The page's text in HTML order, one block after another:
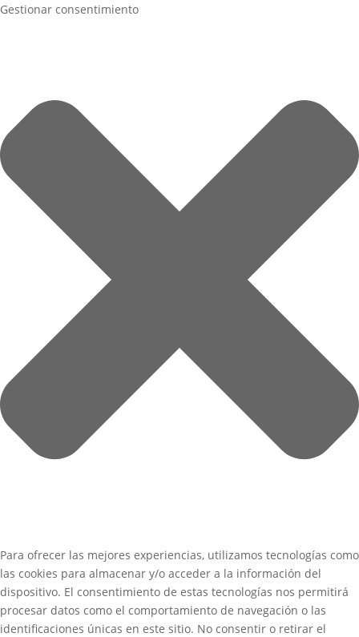
Gestionar consentimiento
Para ofrecer las mejores experiencias, utilizamos tecnologías como
las cookies para almacenar y/o acceder a la información del
dispositivo. El consentimiento de estas tecnologías nos permitirá
procesar datos como el comportamiento de navegación o las
identificaciones únicas en este sitio. No consentir o retirar el